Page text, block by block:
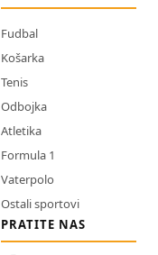
Fudbal
Košarka
Tenis
Odbojka
Atletika
Formula 1
Vaterpolo
Ostali sportovi
PRATITE NAS